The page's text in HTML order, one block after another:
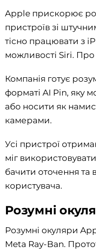
Apple прискорює
пристроїв зі
тісно працювати з
можливості Siri.
Компанія готує
форматі AI Pin, яку
або носити як
камерами.
Усі пристрої
міг
бачити оточення та
користувача.
Розумні
Розумні окуляри
Meta Ray-Ban.